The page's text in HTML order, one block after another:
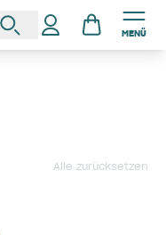
MENÜ
Alle zurücksetzen